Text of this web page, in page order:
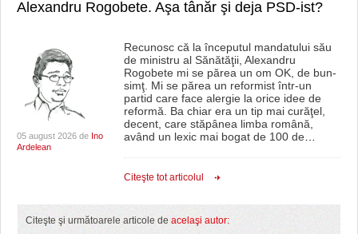
Alexandru Rogobete. Aşa tânăr şi deja PSD-ist?
05 august 2026 de Ino
Ardelean
Recunosc că la începutul mandatului său
de ministru al Sănătăţii, Alexandru
Rogobete mi se părea un om OK, de bun-
simţ. Mi se părea un reformist într-un
partid care face alergie la orice idee de
reformă. Ba chiar era un tip mai curăţel,
decent, care stăpânea limba română,
având un lexic mai bogat de 100 de…
Citeşte tot articolul
Citeşte şi următoarele articole de acelaşi autor: